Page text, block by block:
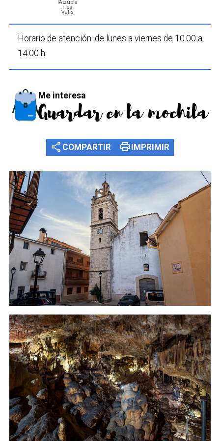
l'Atzúbia
i les
Valls
Horario de atención: de lunes a viernes de 10.00 a
14.00 h
Me interesa
Guardar en la mochila
share COMPARTIR print IMPRIMIR